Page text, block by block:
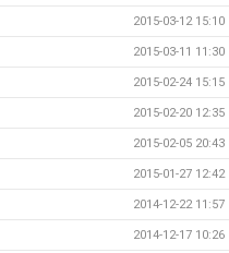
2015-03-12 15:10
2015-03-11 11:30
2015-02-24 15:15
2015-02-20 12:35
2015-02-05 20:43
2015-01-27 12:42
2014-12-22 11:57
2014-12-17 10:26